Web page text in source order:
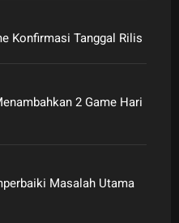
Konfirmasi Tanggal Rilis
2 Game Hari
Masalah Utama